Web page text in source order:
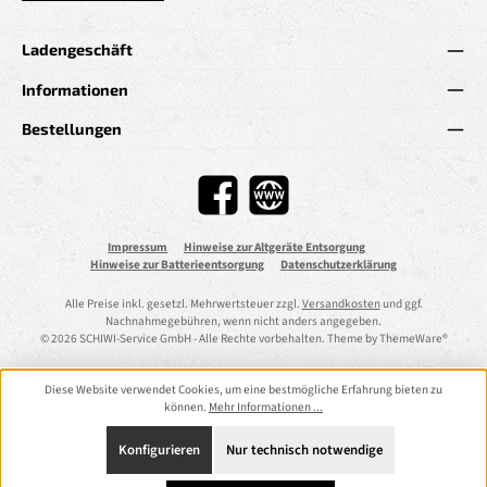
Ladengeschäft
Informationen
Bestellungen
Facebook Website
Impressum
Hinweise zur Altgeräte Entsorgung
Hinweise zur Batterieentsorgung
Datenschutzerklärung
Alle Preise inkl. gesetzl. Mehrwertsteuer zzgl. Versandkostenund ggf.
Nachnahmegebühren, wenn nicht anders angegeben.
© 2026 SCHIWI-Service GmbH - Alle Rechte vorbehalten. Theme byThemeWare®
Diese Website verwendet Cookies, um eine bestmögliche Erfahrung bieten zu
können. Mehr Informationen ...
Nur technisch notwendige
Konfigurieren